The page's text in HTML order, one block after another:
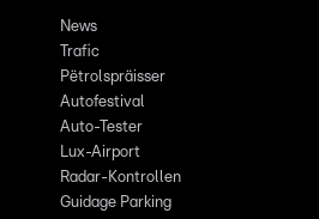
News
Trafic
Pëtrolspräisser
Autofestival
Auto-Tester
Lux-Airport
Radar-Kontrollen
Guidage Parking